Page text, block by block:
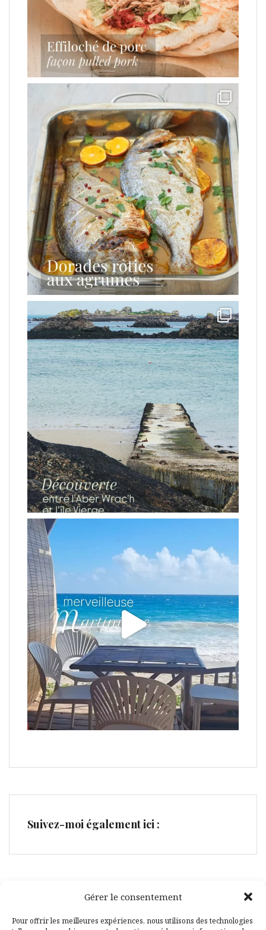
Gérer le consentement
Pour offrir les meilleures expériences, nous utilisons des technologies
Suivez-moi également ici :
Facebook
Pinterest